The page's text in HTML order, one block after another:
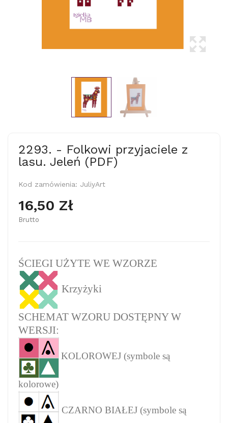
2293. - Folkowi przyjaciele z
lasu. Jeleń (PDF)
Kod zamówienia: JuliyArt
16,50 Zł
Brutto
ŚCIEGI UŻYTE WE WZORZE
Krzyżyki
SCHEMAT WZORU DOSTĘPNY W
WERSJI:
KOLOROWEJ (symbole są
kolorowe)
CZARNO BIAŁEJ (symbole są